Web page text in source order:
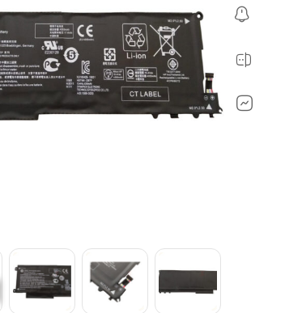
قطعات لپ تاپ
مانیتور و کامپیوترهای All In One
ماشین‌های اداری ولوازم جانبی